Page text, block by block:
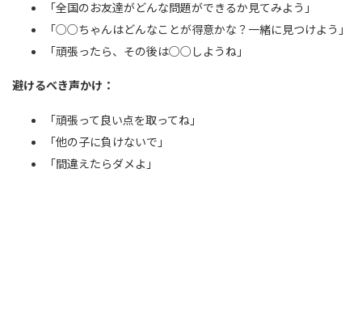
「全国のお友達がどんな問題ができるか見てみよう」
「○○ちゃんはどんなことが得意かな？一緒に見つけよう」
「頑張ったら、その後は○○しようね」
避けるべき声かけ：
「頑張って良い点を取ってね」
「他の子に負けないで」
「間違えたらダメよ」